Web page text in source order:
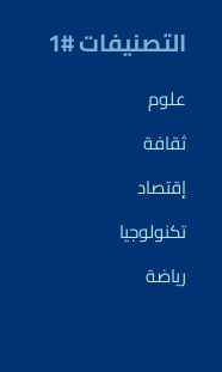
التصنيفات #1
علوم
ثقافة
إقتصاد
تكنولوجيا
رياضة